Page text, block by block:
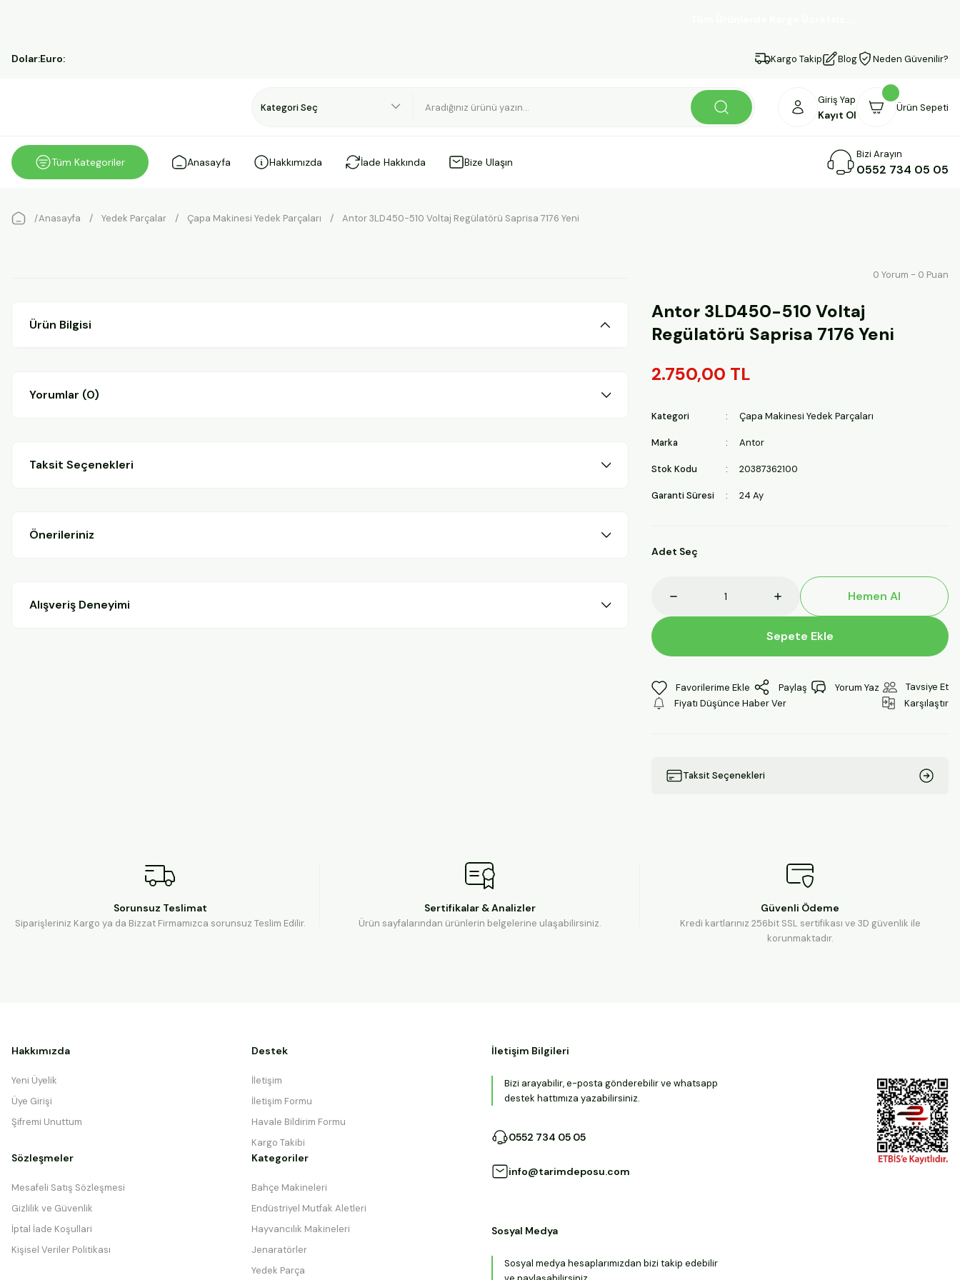
Dolar:Euro: Kargo Takip Blog Neden Güvenilir?
Giriş Yap
Kayıt Ol
Ürün Sepeti
Tüm Kategoriler Anasayfa Hakkımızda İade Hakkında Bize Ulaşın
Bizi Arayın
0552 734 05 05
Anasayfa Yedek Parçalar Çapa Makinesi Yedek Parçaları Antor 3LD450-510 Voltaj Regülatörü Saprisa 7176 Yeni
Ürün Bilgisi
Yorumlar (0)
Taksit Seçenekleri
Önerileriniz
Alışveriş Deneyimi
0 Yorum - 0 Puan
Antor 3LD450-510 Voltaj
Regülatörü Saprisa 7176 Yeni
2.750,00 TL
Kategori Çapa Makinesi Yedek Parçaları
Marka Antor
Stok Kodu 20387362100
Garanti Süresi 24 Ay
Adet Seç
Hemen Al
Sepete Ekle
Paylaş Yorum Yaz
Tavsiye Et
Fiyatı Düşünce Haber Ver
Karşılaştır
Taksit Seçenekleri
Sorunsuz Teslimat
Siparişleriniz Kargo ya da Bizzat Firmamızca sorunsuz Teslim Edilir.
Sertifikalar & Analizler
Ürün sayfalarından ürünlerin belgelerine ulaşabilirsiniz.
Güvenli Ödeme
Kredi kartlarınız 256bit SSL sertifikası ve 3D güvenlik ile
korunmaktadır.
Hakkımızda
Yeni Üyelik
Üye Girişi
Şifremi Unuttum
Destek
İletişim
İletişim Formu
Havale Bildirim Formu
Kargo Takibi
Sözleşmeler
Mesafeli Satış Sözleşmesi
Gizlilik ve Güvenlik
İptal İade Koşullari
Kişisel Veriler Politikası
Kategoriler
Bahçe Makineleri
Endüstriyel Mutfak Aletleri
Hayvancılık Makineleri
Jenaratörler
Yedek Parça
İletişim Bilgileri
Bizi arayabilir, e-posta gönderebilir ve whatsapp
destek hattımıza yazabilirsiniz.
0552 734 05 05
info@tarimdeposu.com
Sosyal Medya
Sosyal medya hesaplarımızdan bizi takip edebilir